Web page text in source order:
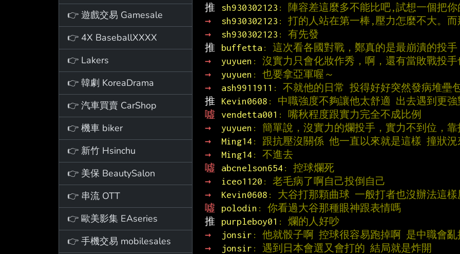
👉 遊戲交易 Gamesale
👉 4X BaseballXXXX
👉 Lakers
👉 韓劇 KoreaDrama
👉 汽車買賣 CarShop
👉 機車 biker
👉 新竹 Hsinchu
👉 美保 BeautySalon
👉 串流 OTT
👉 歐美影集 EAseries
👉 手機交易 mobilesales
推
sh930302123 : 陣容差這麼多不能比吧,試想一個把你
→
sh930302123 : 打的人站在第一棒,壓力怎麼不大。而
→
sh930302123 : 有先發
推
buffetta : 這次看各國對戰，鄭真的是最崩潰的投手
→
yuyuen : 沒實力只會化妝作秀，啊，還有當敗戰投手
→
yuyuen : 也要拿亞軍喔～
→
ash9911911 : 不就他的日常 投得好好突然發病堆壘
推
Kevin0608 : 中職強度不夠讓他太舒適 出去遇到更強
噓
vendetta001 : 嘴秋程度跟實力完全不成比例
→
yuyuen : 簡單說，沒實力的爛投手，實力不到位，
→
Ming14 : 跟抗壓沒關係 他一直以來就是這樣 撞狀況
→
Ming14 : 不進去
噓
abcnelson654 : 控球爛死
→
iceo1120 : 老毛病了啊自己投倒自己
→
Kevin0608 : 大谷打那顆曲球 一般打者也沒辦法這樣
噓
polodin : 你看過大谷那種眼神跟表情嗎
推
purpleboy01 : 爛的人好吵
→
jonsir : 他就骰子啊 控球很容易跑掉啊 是中職會亂
→
jonsir : 遇到日本會選又會打的 結局就是炸開